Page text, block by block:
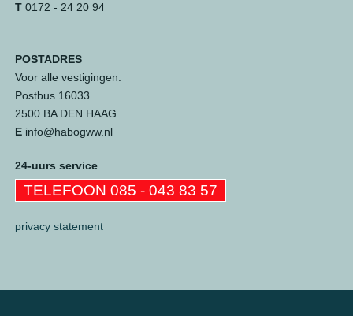
T0172 - 24 20 94
POSTADRES
Voor alle vestigingen:
Postbus 16033
2500 BA DEN HAAG
Einfo@habogww.nl
24-uurs service
TELEFOON 085 - 043 83 57
privacy statement